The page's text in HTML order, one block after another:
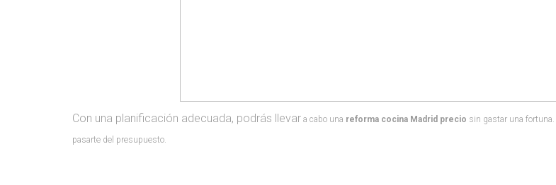
Con una planificación adecuada, podrás llevar a cabo una reforma cocina Madrid precio sin gastar una fortuna.
pasarte del presupuesto.